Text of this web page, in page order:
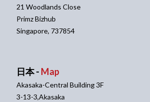
21 Woodlands Close
Primz Bizhub
Singapore, 737854
日本 - Map
Akasaka-Central Building 3F
3-13-3,Akasaka